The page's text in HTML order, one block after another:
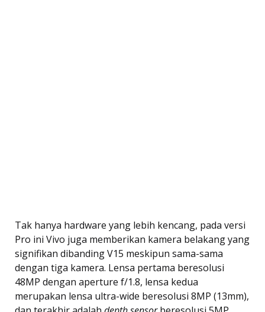
Tak hanya hardware yang lebih kencang, pada versi
Pro ini Vivo juga memberikan kamera belakang yang
signifikan dibanding V15 meskipun sama-sama
dengan tiga kamera. Lensa pertama beresolusi
48MP dengan aperture f/1.8, lensa kedua
merupakan lensa ultra-wide beresolusi 8MP (13mm),